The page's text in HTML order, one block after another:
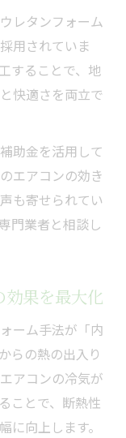
レタンフォーム
用されていま
することで、地
快適さを両立で
助金を活用して
エアコンの効き
も寄せられてい
門業者と相談し
効果を最大化
ーム手法が「内
らの熱の出入り
アコンの冷気が
ことで、断熱性
に向上します。